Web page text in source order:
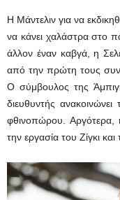
Η Μάντελιν για να
να κάνει χαλάστρα στο
άλλον έναν καβγά, η
από την πρώτη τους
Ο σύμβουλος της
διευθυντής
φθινοπώρου. Αργότερα,
την εργασία του Ζίγκι